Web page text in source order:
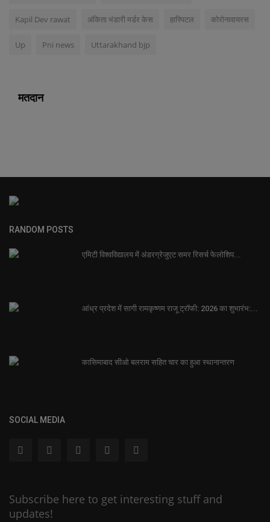
Kapil Dev rawat अंकिता भंडारी मर्डर केस हास्पिटल कोरोनावायरस
Up Pni news Uttarakhand bjp
मतदान
RANDOM POSTS
एमिटी विश्वविद्यालय में अंडरग्रेजुएट समर रिसर्च फेलोशिप...
आंध्र प्रदेश में सागी रामकृष्णम राजू ट्रॉफी: 2026 का शुभारंभ:...
कासिमाबाद सीओ बलराम सहित चार का हुआ स्थानान्तरण
SOCIAL MEDIA
Subscribe here to get interesting stuff and
updates!